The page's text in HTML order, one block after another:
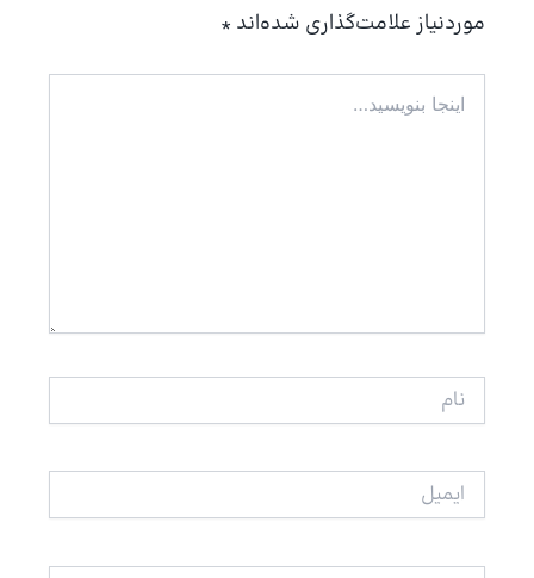
موردنیاز علامت‌گذاری شده‌اند *
بنویسید…
نام
ایمیل